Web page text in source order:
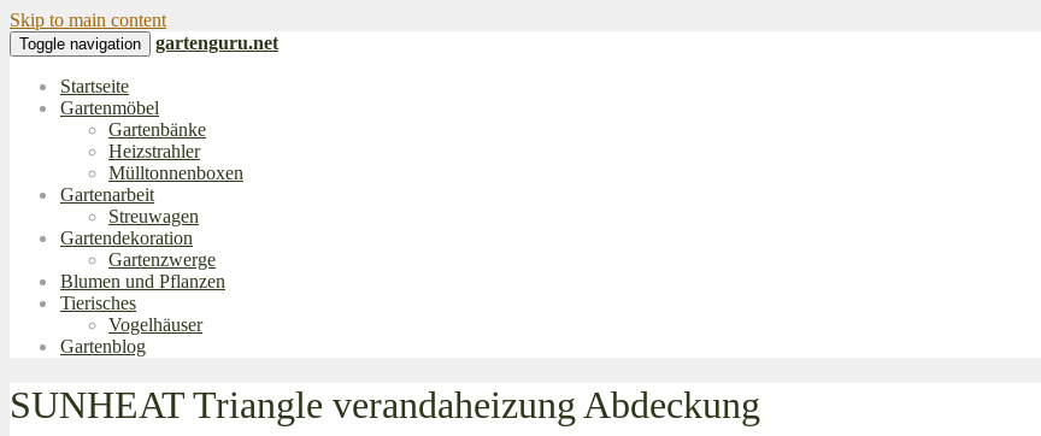
Skip to main content
Toggle navigation gartenguru.net
Startseite
Gartenmöbel
Gartenbänke
Heizstrahler
Mülltonnenboxen
Gartenarbeit
Streuwagen
Gartendekoration
Gartenzwerge
Blumen und Pflanzen
Tierisches
Vogelhäuser
Gartenblog
SUNHEAT Triangle verandaheizung Abdeckung